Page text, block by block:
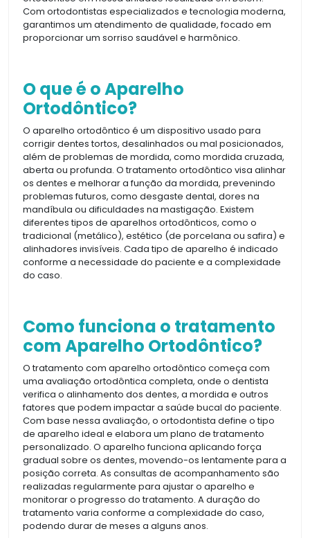
Com ortodontistas especializados e tecnologia moderna,
garantimos um atendimento de qualidade, focado em
proporcionar um sorriso saudável e harmônico.
O que é o Aparelho
Ortodôntico?
O aparelho ortodôntico é um dispositivo usado para
corrigir dentes tortos, desalinhados ou mal posicionados,
além de problemas de mordida, como mordida cruzada,
aberta ou profunda. O tratamento ortodôntico visa alinhar
os dentes e melhorar a função da mordida, prevenindo
problemas futuros, como desgaste dental, dores na
mandíbula ou dificuldades na mastigação. Existem
diferentes tipos de aparelhos ortodônticos, como o
tradicional (metálico), estético (de porcelana ou safira) e
alinhadores invisíveis. Cada tipo de aparelho é indicado
conforme a necessidade do paciente e a complexidade
do caso.
Como funciona o tratamento
com Aparelho Ortodôntico?
O tratamento com aparelho ortodôntico começa com
uma avaliação ortodôntica completa, onde o dentista
verifica o alinhamento dos dentes, a mordida e outros
fatores que podem impactar a saúde bucal do paciente.
Com base nessa avaliação, o ortodontista define o tipo
de aparelho ideal e elabora um plano de tratamento
personalizado. O aparelho funciona aplicando força
gradual sobre os dentes, movendo-os lentamente para a
posição correta. As consultas de acompanhamento são
realizadas regularmente para ajustar o aparelho e
monitorar o progresso do tratamento. A duração do
tratamento varia conforme a complexidade do caso,
podendo durar de meses a alguns anos.